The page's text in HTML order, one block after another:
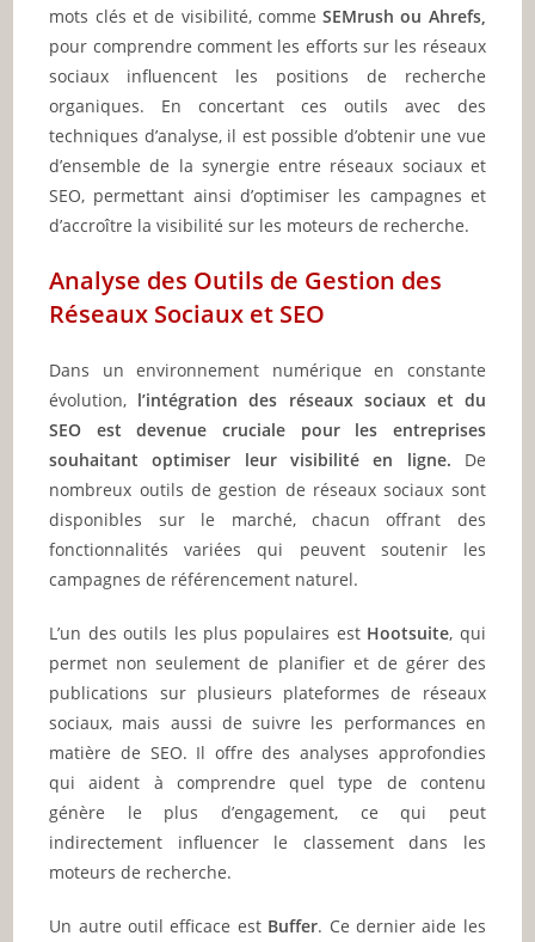
mots clés et de visibilité, commeSEMrush ou Ahrefs,
pour comprendre comment les efforts sur les réseaux
sociaux influencent les positions de recherche
organiques. En concertant ces outils avec des
techniques d’analyse, il est possible d’obtenir une vue
d’ensemble de la synergie entre réseaux sociaux et
SEO, permettant ainsi d’optimiser les campagnes et
d’accroître la visibilité sur les moteurs de recherche.
Analyse des Outils de Gestion des
Réseaux Sociaux et SEO
Dans un environnement numérique en constante
évolution, l’intégration des réseaux sociaux et du
SEO est devenue cruciale pour les entreprises
souhaitant optimiser leur visibilité en ligne. De
nombreux outils de gestion de réseaux sociaux sont
disponibles sur le marché, chacun offrant des
fonctionnalités variées qui peuvent soutenir les
campagnes de référencement naturel.
L’un des outils les plus populaires estHootsuite, qui
permet non seulement de planifier et de gérer des
publications sur plusieurs plateformes de réseaux
sociaux, mais aussi de suivre les performances en
matière de SEO. Il offre des analyses approfondies
qui aident à comprendre quel type de contenu
génère le plus d’engagement, ce qui peut
indirectement influencer le classement dans les
moteurs de recherche.
Un autre outil efficace est Buffer. Ce dernier aide les